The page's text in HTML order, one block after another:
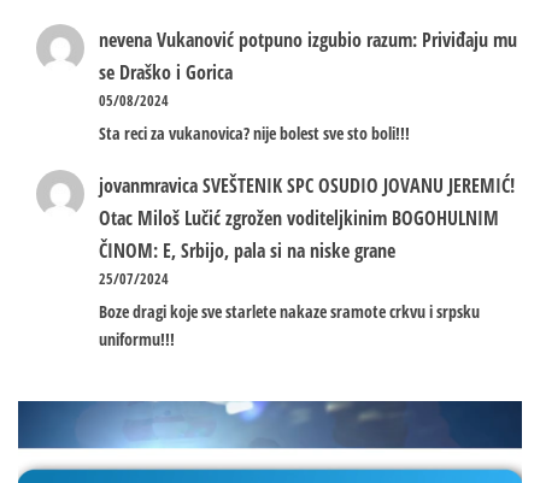
nevenaVukanović potpuno izgubio razum: Priviđaju mu
se Draško i Gorica
05/08/2024
Sta reci za vukanovica? nije bolest sve sto boli!!!
jovanmravicaSVEŠTENIK SPC OSUDIO JOVANU JEREMIĆ!
Otac Miloš Lučić zgrožen voditeljkinim BOGOHULNIM
ČINOM: E, Srbijo, pala si na niske grane
25/07/2024
Boze dragi koje sve starlete nakaze sramote crkvu i srpsku
uniformu!!!